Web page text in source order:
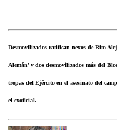
Desmovilizados ratifican nexos de Rito
Alemán’ y dos desmovilizados más del
tropas del Ejército en el asesinato del
el exoficial.